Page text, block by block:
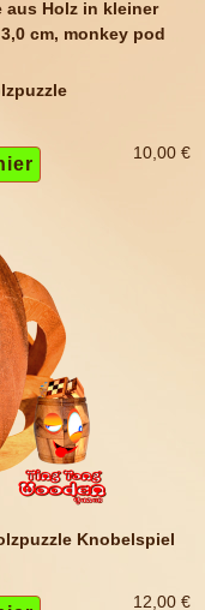
10,00 €
Knobelspiel
12,00 €